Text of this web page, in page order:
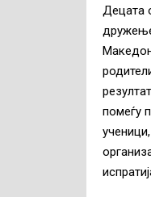
Децата
помеѓу